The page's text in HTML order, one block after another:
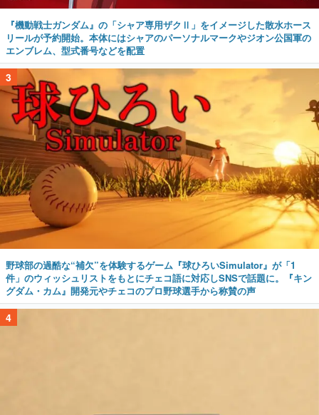
『機動戦士ガンダム』の「シャア専用ザクⅡ」をイメージした散水ホース
リールが予約開始。本体にはシャアのパーソナルマークやジオン公国軍の
エンブレム、型式番号などを配置
3
野球部の過酷な“補欠”を体験するゲーム『球ひろいSimulator』が「1
件」のウィッシュリストをもとにチェコ語に対応しSNSで話題に。『キン
グダム・カム』開発元やチェコのプロ野球選手から称賛の声
4